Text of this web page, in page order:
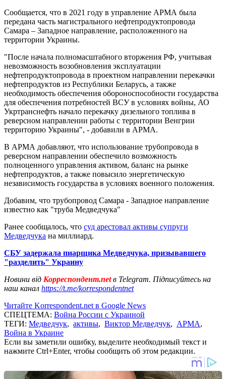
Сообщается, что в 2021 году в управление АРМА была
передана часть магистрального нефтепродуктопровода
Самара – Западное направление, расположенного на
территории Украины.
"После начала полномасштабного вторжения РФ, учитывая
невозможность возобновления эксплуатации
нефтепродуктопровода в проектном направлении перекачки
нефтепродуктов из Республики Беларусь, а также
необходимость обеспечения обороноспособности государства
для обеспечения потребностей ВСУ в условиях войны, АО
Укртранснефть начало перекачку дизельного топлива в
реверсном направлении работы с территории Венгрии
территорию Украины", - добавили в АРМА.
В АРМА добавляют, что использование трубопровода в
реверсном направлении обеспечило возможность
полноценного управления активом, баланс на рынке
нефтепродуктов, а также повысило энергетическую
независимость государства в условиях военного положения.
Добавим, что трубопровод Самара - Западное направление
известно как "труба Медведчука"
Ранее сообщалось, что суд арестовал активы супруги
Медведчука на миллиард.
СБУ задержала пиарщика Медведчука, призывавшего
"разделить" Украину
Новини від Корреспондент.netв Telegram. Підписуйтесь на
наш канал https://t.me/korrespondentnet
Читайте Korrespondent.net в Google News
СПЕЦТЕМА: Война России с Украиной
ТЕГИ: Медведчук, активы, Виктор Медведчук, АРМА,
Война в Украине
Если вы заметили ошибку, выделите необходимый текст и
нажмите Ctrl+Enter, чтобы сообщить об этом редакции.